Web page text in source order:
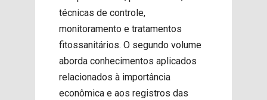
técnicas de controle,
monitoramento e tratamentos
fitossanitários. O segundo volume
aborda conhecimentos aplicados
relacionados à importância
econômica e aos registros das